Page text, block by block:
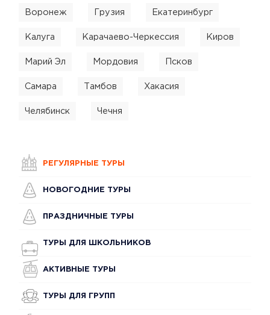
Воронеж Грузия Екатеринбург
Калуга Карачаево-Черкессия Киров
Марий Эл Мордовия Псков
Самара Тамбов Хакасия
Челябинск Чечня
РЕГУЛЯРНЫЕ ТУРЫ
НОВОГОДНИЕ ТУРЫ
ПРАЗДНИЧНЫЕ ТУРЫ
ТУРЫ ДЛЯ ШКОЛЬНИКОВ
АКТИВНЫЕ ТУРЫ
ТУРЫ ДЛЯ ГРУПП